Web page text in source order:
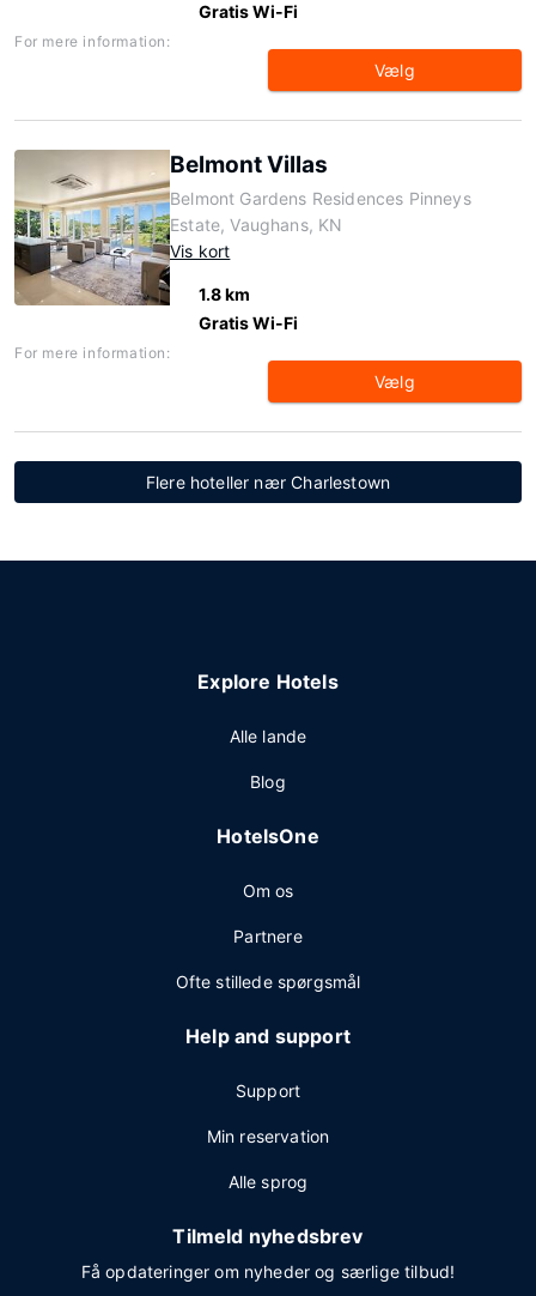
Gratis Wi-Fi
For mere information:
Vælg
Belmont Villas
Belmont Gardens Residences Pinneys
Estate, Vaughans, KN
Vis kort
1.8 km
Gratis Wi-Fi
For mere information:
Vælg
Flere hoteller nær Charlestown
Explore Hotels
Alle lande
Blog
HotelsOne
Om os
Partnere
Ofte stillede spørgsmål
Help and support
Support
Min reservation
Alle sprog
Tilmeld nyhedsbrev
Få opdateringer om nyheder og særlige tilbud!